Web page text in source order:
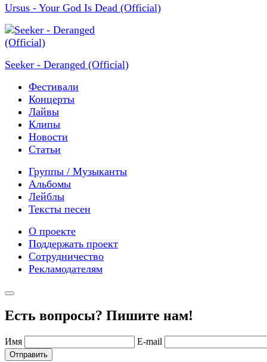
Ursus - Your God Is Dead (Official)
Seeker - Deranged (Official)
Фестивали
Концерты
Лайвы
Клипы
Новости
Статьи
Группы / Музыканты
Альбомы
Лейблы
Тексты песен
О проекте
Поддержать проект
Сотрудничество
Рекламодателям
Есть вопросы? Пишите нам!
Имя E-mail